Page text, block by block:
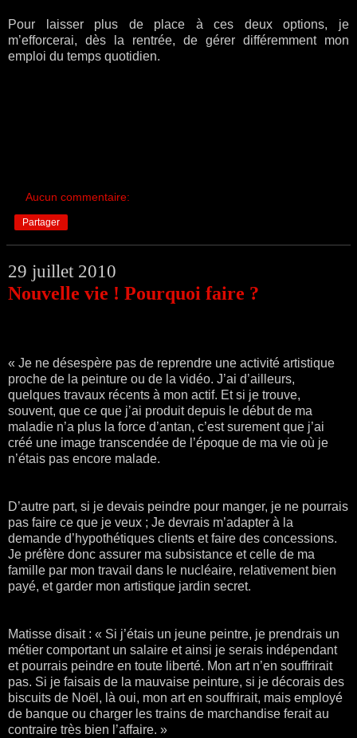
Pour laisser plus de place à ces deux options, je
m’efforcerai, dès la rentrée, de gérer différemment mon
emploi du temps quotidien.
Aucun commentaire:
Partager
29 juillet 2010
Nouvelle vie ! Pourquoi faire ?
« Je ne désespère pas de reprendre une activité artistique
proche de la peinture ou de la vidéo. J’ai d’ailleurs,
quelques travaux récents à mon actif. Et si je trouve,
souvent, que ce que j’ai produit depuis le début de ma
maladie n’a plus la force d’antan, c’est surement que j’ai
créé une image transcendée de l’époque de ma vie où je
n’étais pas encore malade.
D’autre part, si je devais peindre pour manger, je ne pourrais
pas faire ce que je veux ; Je devrais m’adapter à la
demande d’hypothétiques clients et faire des concessions.
Je préfère donc assurer ma subsistance et celle de ma
famille par mon travail dans le nucléaire, relativement bien
payé, et garder mon artistique jardin secret.
Matisse disait : « Si j’étais un jeune peintre, je prendrais un
métier comportant un salaire et ainsi je serais indépendant
et pourrais peindre en toute liberté. Mon art n’en souffrirait
pas. Si je faisais de la mauvaise peinture, si je décorais des
biscuits de Noël, là oui, mon art en souffrirait, mais employé
de banque ou charger les trains de marchandise ferait au
contraire très bien l’affaire. »